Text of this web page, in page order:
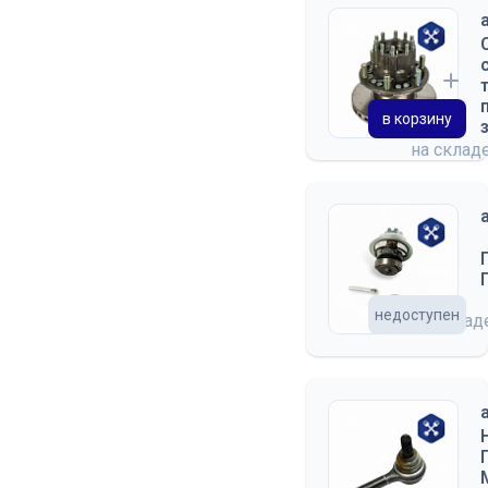
на
в корзину
на
недоступен